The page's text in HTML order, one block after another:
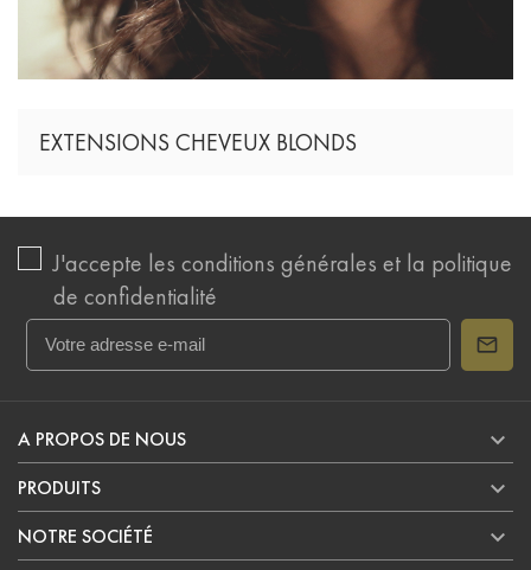
EXTENSIONS CHEVEUX BLONDS
J'accepte les conditions générales et la politique
de confidentialité
A PROPOS DE NOUS 
PRODUITS 
NOTRE SOCIÉTÉ 